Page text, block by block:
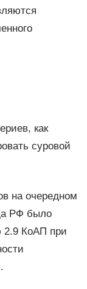
как
суровой
на очередном
РФ было
2.9 КоАП при